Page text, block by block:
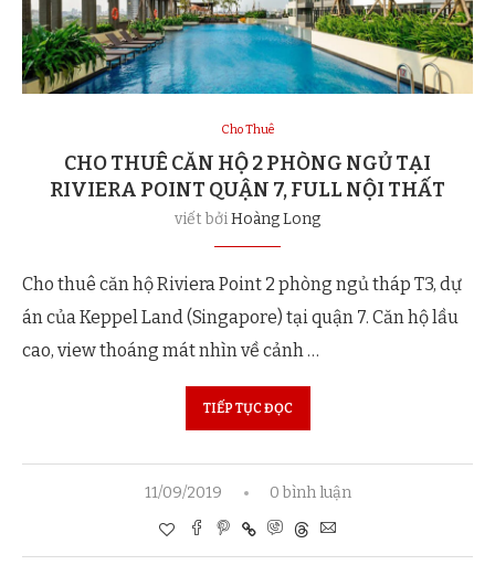
Cho Thuê
CHO THUÊ CĂN HỘ 2 PHÒNG NGỦ TẠI
RIVIERA POINT QUẬN 7, FULL NỘI THẤT
viết bởiHoàng Long
Cho thuê căn hộ Riviera Point 2 phòng ngủ tháp T3, dự
án của Keppel Land (Singapore) tại quận 7. Căn hộ lầu
cao, view thoáng mát nhìn về cảnh …
TIẾP TỤC ĐỌC
11/09/2019 0 bình luận